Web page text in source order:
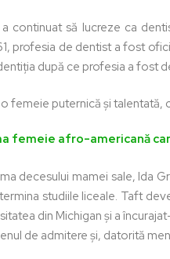
continuat să lucreze ca
profesia de dentist a fost
după ce profesia a fost
femeie puternică și
femeie afro-americană
decesului mamei sale, Ida
studiile liceale. Taft
din Michigan și a
de admitere și, datorită